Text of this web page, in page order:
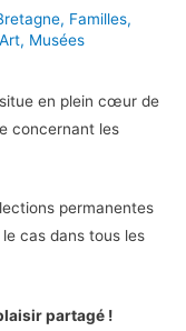
, Familles,
, Musées
en plein cœur de
concernant les
permanentes
le cas dans tous les
partagé !